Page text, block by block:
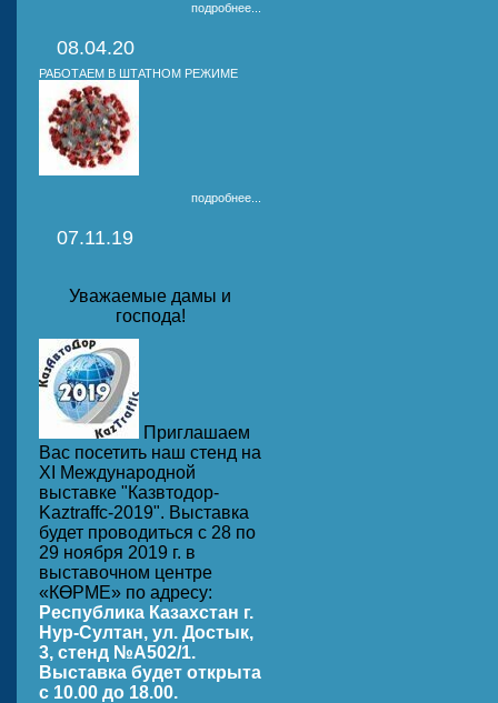
подробнее...
08.04.20
РАБОТАЕМ В ШТАТНОМ РЕЖИМЕ
подробнее...
07.11.19
Уважаемые дамы и
господа!
Приглашаем
Вас посетить наш стенд на
ХI Международной
выставке "Казвтодор-
Kaztraffc-2019". Выставка
будет проводиться с 28 по
29 ноября 2019 г. в
выставочном центре
«КӨРМЕ» по адресу:
Республика Казахстан г.
Нур-Султан, ул. Достык,
3, стенд №A502/1.
Выставка будет открыта
с 10.00 до 18.00.